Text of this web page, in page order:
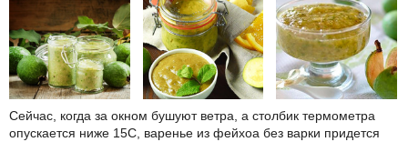
Сейчас, когда за окном бушуют ветра, а столбик термометра
опускается ниже 15С, варенье из фейхоа без варки придется